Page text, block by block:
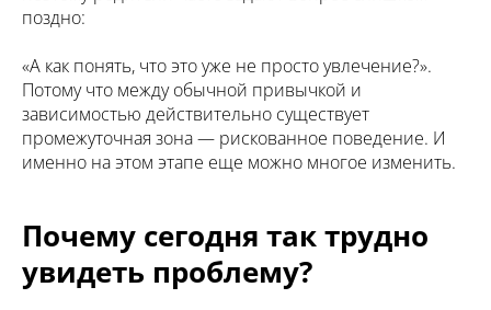
поздно:
«А как понять, что это уже не просто увлечение?».
Потому что между обычной привычкой и
зависимостью действительно существует
промежуточная зона — рискованное поведение. И
именно на этом этапе еще можно многое изменить.
Почему сегодня так трудно
увидеть проблему?